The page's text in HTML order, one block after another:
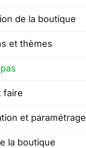
de la boutique
et thèmes
faire
et paramétrage
la boutique